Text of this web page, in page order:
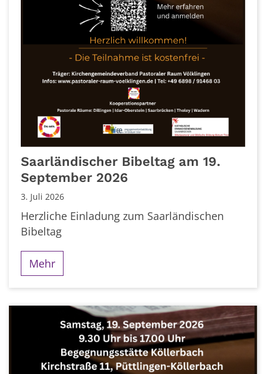
Saarländischer Bibeltag am 19.
September 2026
3. Juli 2026
Herzliche Einladung zum Saarländischen
Bibeltag
Mehr